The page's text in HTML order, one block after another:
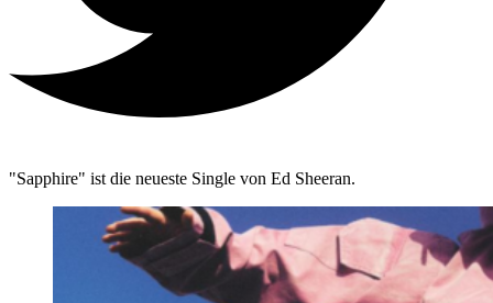
"Sapphire" ist die neueste Single von Ed Sheeran.